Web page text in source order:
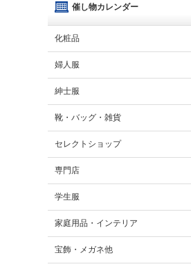
催し物カレンダー
化粧品
婦人服
紳士服
靴・バッグ・雑貨
セレクトショップ
専門店
学生服
家庭用品・インテリア
宝飾・メガネ他